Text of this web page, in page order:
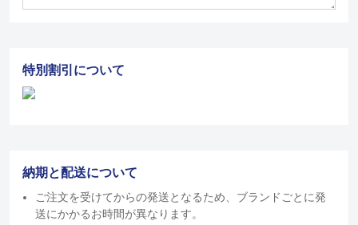
特別割引について
納期と配送について
ご注文を受けてからの発送となるため、ブランドごとに発
送にかかるお時間が異なります。